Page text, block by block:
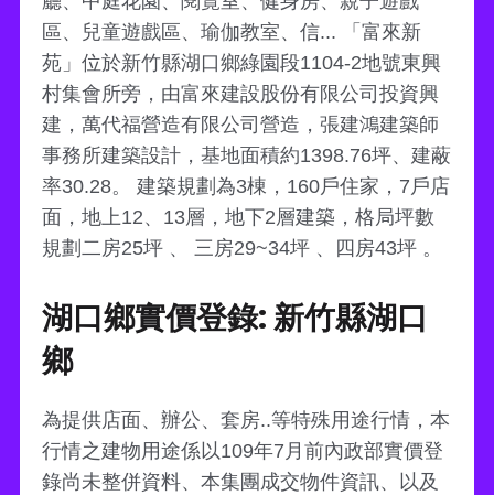
區、兒童遊戲區、瑜伽教室、信... 「富來新
苑」位於新竹縣湖口鄉綠園段1104-2地號東興
村集會所旁，由富來建設股份有限公司投資興
建，萬代福營造有限公司營造，張建鴻建築師
事務所建築設計，基地面積約1398.76坪、建蔽
率30.28。 建築規劃為3棟，160戶住家，7戶店
面，地上12、13層，地下2層建築，格局坪數
規劃二房25坪 、 三房29~34坪 、四房43坪 。
湖口鄉實價登錄: 新竹縣湖口
鄉
為提供店面、辦公、套房..等特殊用途行情，本
行情之建物用途係以109年7月前內政部實價登
錄尚未整併資料、本集團成交物件資訊、以及